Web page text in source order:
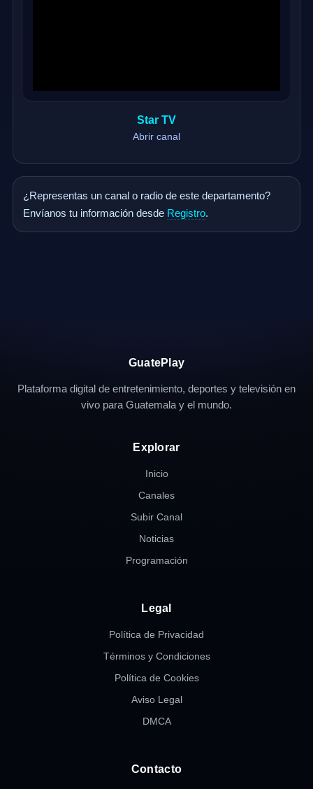
Star TV
Abrir canal
¿Representas un canal o radio de este departamento?
Envíanos tu información desde Registro.
GuatePlay
Plataforma digital de entretenimiento, deportes y televisión en
vivo para Guatemala y el mundo.
Explorar
Inicio
Canales
Subir Canal
Noticias
Programación
Legal
Política de Privacidad
Términos y Condiciones
Política de Cookies
Aviso Legal
DMCA
Contacto